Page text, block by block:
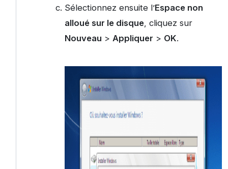
Sélectionnez ensuite l’Espace non
alloué sur le disque, cliquez sur
Nouveau > Appliquer > OK.